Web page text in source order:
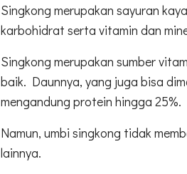
Singkong merupakan sayuran
karbohidrat serta vitamin dan
Singkong merupakan sumber
baik. Daunnya, yang juga bisa
mengandung protein hingga 25%.
Namun, umbi singkong tidak
lainnya.